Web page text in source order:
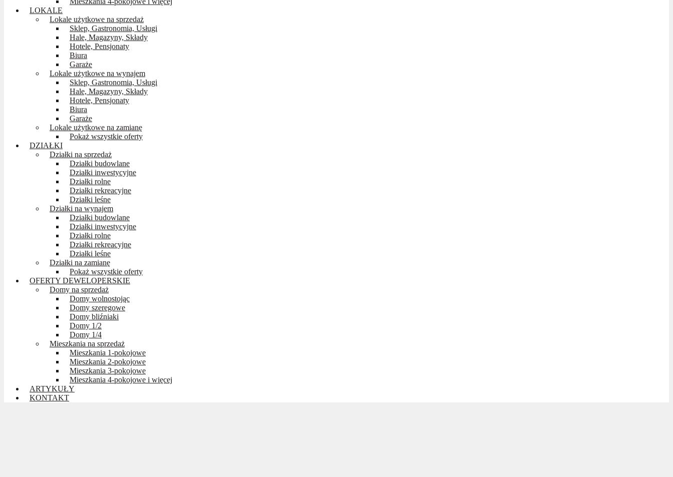
LOKALE
Lokale użytkowe na sprzedaż
Sklep, Gastronomia, Usługi
Hale, Magazyny, Składy
Hotele, Pensjonaty
Biura
Garaże
Lokale użytkowe na wynajem
Sklep, Gastronomia, Usługi
Hale, Magazyny, Składy
Hotele, Pensjonaty
Biura
Garaże
Lokale użytkowe na zamianę
Pokaż wszystkie oferty
DZIAŁKI
Działki na sprzedaż
Działki budowlane
Działki inwestycyjne
Działki rolne
Działki rekreacyjne
Działki leśne
Działki na wynajem
Działki budowlane
Działki inwestycyjne
Działki rolne
Działki rekreacyjne
Działki leśne
Działki na zamianę
Pokaż wszystkie oferty
OFERTY DEWELOPERSKIE
Domy na sprzedaż
Domy wolnostojąc
Domy szeregowe
Domy bliźniaki
Domy 1/2
Domy 1/4
Mieszkania na sprzedaż
Mieszkania 1-pokojowe
Mieszkania 2-pokojowe
Mieszkania 3-pokojowe
Mieszkania 4-pokojowe i więcej
ARTYKUŁY
KONTAKT